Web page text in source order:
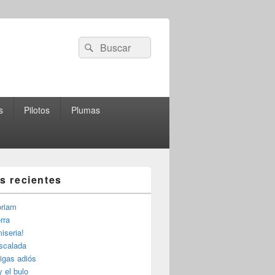
Buscar
por:
Buscar
Pilotos Plumas
recientes
adiós
el bulo